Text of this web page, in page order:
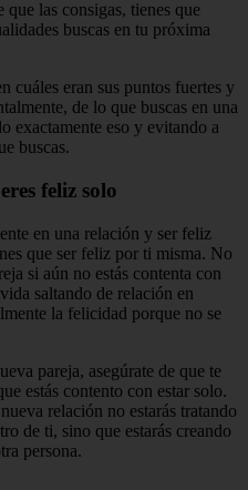
que las consigas, tienes que
buscas en tu próxima
cuáles eran sus puntos fuertes y
de lo que buscas en una
exactamente eso y evitando a
buscas.
feliz solo
en una relación y ser feliz
que ser feliz por ti misma. No
si aún no estás contenta con
saltando de relación en
la felicidad porque no se
pareja, asegúrate de que te
estás contento con estar solo.
relación no estarás tratando
de ti, sino que estarás creando
persona.